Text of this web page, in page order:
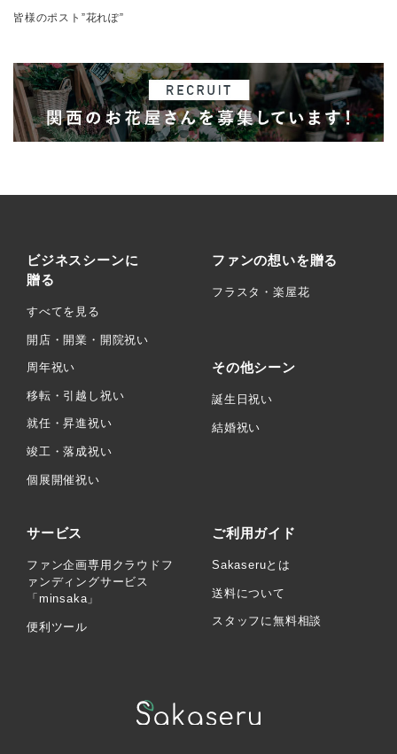
皆様のポスト”花れぽ”
ビジネスシーンに
贈る
すべてを見る
開店・開業・開院祝い
周年祝い
移転・引越し祝い
就任・昇進祝い
竣工・落成祝い
個展開催祝い
ファンの想いを贈る
フラスタ・楽屋花
その他シーン
誕生日祝い
結婚祝い
サービス
ファン企画専用クラウドフ
ァンディングサービス
「minsaka」
便利ツール
ご利用ガイド
Sakaseruとは
送料について
スタッフに無料相談